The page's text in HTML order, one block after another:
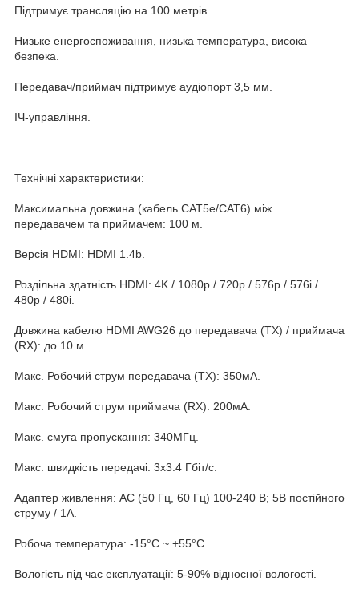
Підтримує трансляцію на 100 метрів.
Низьке енергоспоживання, низька температура, висока
безпека.
Передавач/приймач підтримує аудіопорт 3,5 мм.
ІЧ-управління.
Технічні характеристики:
Максимальна довжина (кабель CAT5e/CAT6) між
передавачем та приймачем: 100 м.
Версія HDMI: HDMI 1.4b.
Роздільна здатність HDMI: 4K / 1080p / 720p / 576p / 576i /
480p / 480i.
Довжина кабелю HDMI AWG26 до передавача (TX) / приймача
(RX): до 10 м.
Макс. Робочий струм передавача (TX): 350мА.
Макс. Робочий струм приймача (RX): 200мА.
Макс. смуга пропускання: 340МГц.
Макс. швидкість передачі: 3x3.4 Гбіт/с.
Адаптер живлення: AC (50 Гц, 60 Гц) 100-240 В; 5В постійного
струму / 1А.
Робоча температура: -15°C ~ +55°C.
Вологість під час експлуатації: 5-90% відносної вологості.